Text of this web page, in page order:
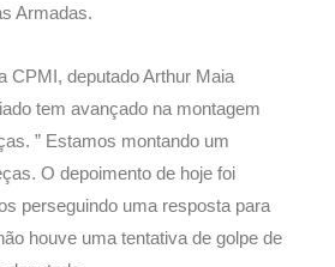
Armadas.
CPMI, deputado Arthur Maia
tem avançado na montagem
” Estamos montando um
O depoimento de hoje foi
perseguindo uma resposta para
houve uma tentativa de golpe de